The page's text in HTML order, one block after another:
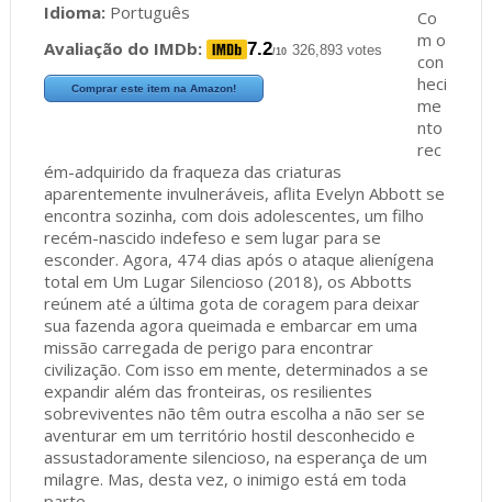
Idioma:Português
Avaliação do IMDb:
7.2/10 326,893 votes
Comprar este item na Amazon!
Co
m o
con
heci
me
nto
rec
ém-adquirido da fraqueza das criaturas
aparentemente invulneráveis, aflita Evelyn Abbott se
encontra sozinha, com dois adolescentes, um filho
recém-nascido indefeso e sem lugar para se
esconder. Agora, 474 dias após o ataque alienígena
total em Um Lugar Silencioso (2018), os Abbotts
reúnem até a última gota de coragem para deixar
sua fazenda agora queimada e embarcar em uma
missão carregada de perigo para encontrar
civilização. Com isso em mente, determinados a se
expandir além das fronteiras, os resilientes
sobreviventes não têm outra escolha a não ser se
aventurar em um território hostil desconhecido e
assustadoramente silencioso, na esperança de um
milagre. Mas, desta vez, o inimigo está em toda